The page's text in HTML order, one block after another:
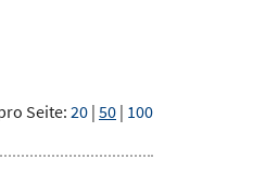
Seite:20 | 50 | 100